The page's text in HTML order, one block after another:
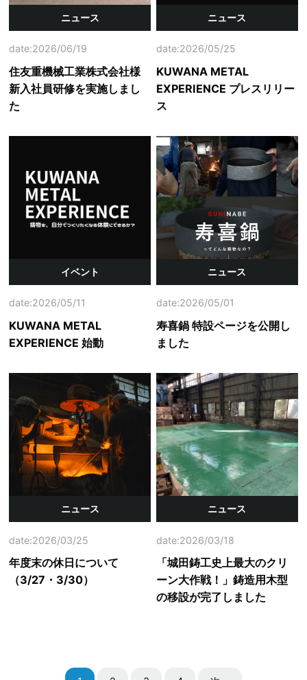
ニュース
date:2026/06/19
住友重機械工業株式会社様
新入社員研修を実施しまし
た
ニュース
date:2026/05/25
KUWANA METAL
EXPERIENCE プレスリリー
ス
イベント
date:2026/05/11
KUWANA METAL
EXPERIENCE 始動
ニュース
date:2026/05/01
寿喜鍋 特設ページを公開し
ました
ニュース
date:2026/03/25
年度末の休日について
（3/27・3/30）
ニュース
date:2026/03/18
「城田鋳工史上最大のクリ
ーン大作戦！」鋳造用木型
の移設が完了しました